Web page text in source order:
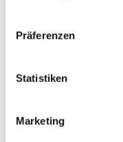
Präferenzen
Statistiken
Marketing